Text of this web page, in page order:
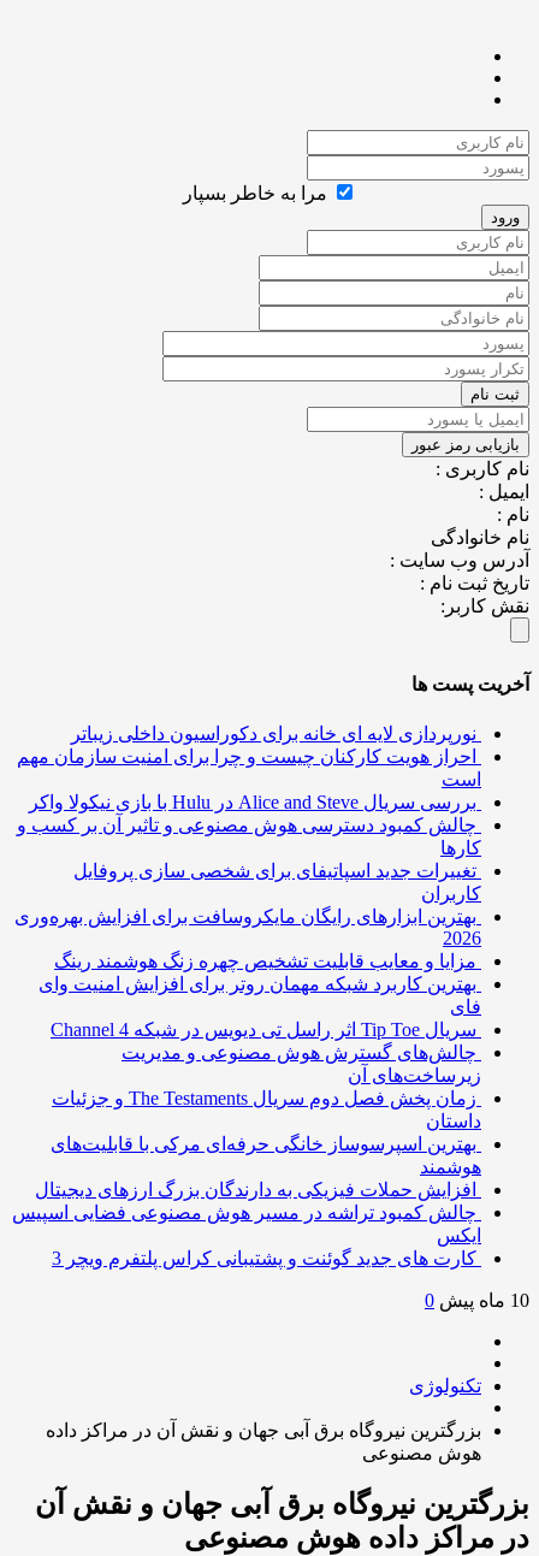
مرا به خاطر بسپار
:
:
وب سایت :
ثبت نام :
کاربر:
پست ها
نورپردازی لایه ای خانه برای دکوراسیون داخلی زیباتر
احراز هویت کارکنان چیست و چرا برای امنیت سازمان مهم
بررسی سریال Alice and Steve در Hulu با بازی نیکولا واکر
چالش کمبود دسترسی هوش مصنوعی و تاثیر آن بر کسب و
کارها
تغییرات جدید اسپاتیفای برای شخصی سازی پروفایل
کاربران
بهترین ابزارهای رایگان مایکروسافت برای افزایش بهره‌وری
مزایا و معایب قابلیت تشخیص چهره زنگ هوشمند رینگ
بهترین کاربرد شبکه مهمان روتر برای افزایش امنیت وای
سریال Tip Toe اثر راسل تی دیویس در شبکه Channel 4
چالش‌های گسترش هوش مصنوعی و مدیریت
زیرساخت‌های آن
زمان پخش فصل دوم سریال The Testaments و جزئیات
داستان
بهترین اسپرسوساز خانگی حرفه‌ای مرکی با قابلیت‌های
هوشمند
افزایش حملات فیزیکی به دارندگان بزرگ ارزهای دیجیتال
چالش کمبود تراشه در مسیر هوش مصنوعی فضایی اسپیس
کارت های جدید گوئنت و پشتیبانی کراس پلتفرم ویچر 3
0
تکنولوژی
بزرگترین نیروگاه برق آبی جهان و نقش آن در مراکز داده
هوش مصنوعی
نیروگاه برق آبی جهان و نقش آن
مراکز داده هوش مصنوعی